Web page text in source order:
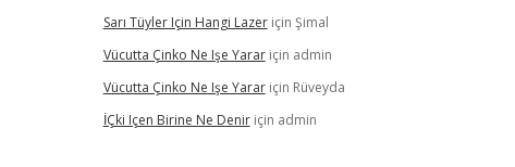
Sarı Tüyler Için Hangi Lazeriçin Şimal
Vücutta Çinko Ne Işe Yarariçin admin
Vücutta Çinko Ne Işe Yarariçin Rüveyda
İÇki Içen Birine Ne Deniriçin admin